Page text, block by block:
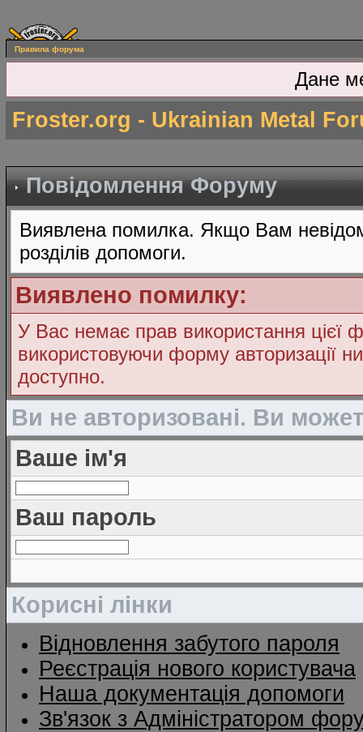
Правила форума
Дане
Froster.org - Ukrainian Metal
Повідомлення Форуму
Виявлена помилка. Якщо Вам
розділів допомоги.
Виявлено помилку:
У Вас немає прав використання цієї
використовуючи форму авторизації
доступно.
Ви не авторизовані. Ви
Ваше ім'я
Ваш пароль
Корисні лінки
Відновлення забутого пароля
Реєстрація нового користувача
Наша документація допомоги
Зв'язок з Адміністратором